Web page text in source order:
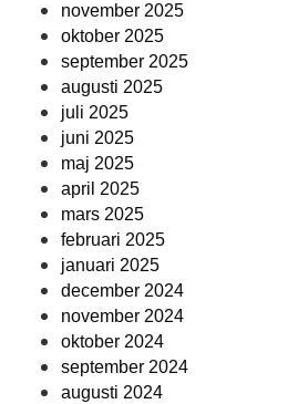
november 2025
oktober 2025
september 2025
augusti 2025
juli 2025
juni 2025
maj 2025
april 2025
mars 2025
februari 2025
januari 2025
december 2024
november 2024
oktober 2024
september 2024
augusti 2024